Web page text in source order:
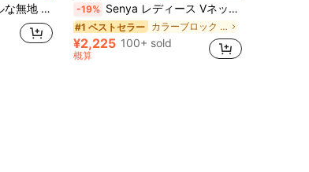
トップ、春夏シーズンに活躍 -19% Senya レディース Vネック ストライプ カラーブロック リブニット タンクトップ & ショーツ カジュアル バケーション ニットセット、2026年新作 ニット 2ピースセット サマー、バケーションコア
#1 ベストセラー カラーブロック レディースセーターコーデ
¥2,225 100+ sold
概算